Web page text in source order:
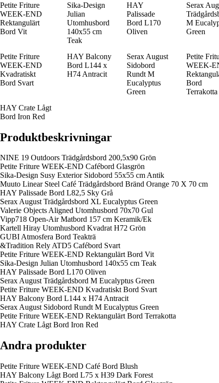
Petite Friture
WEEK-END
Rektangulärt
Bord Vit
Sika-Design
Julian
Utomhusbord
140x55 cm
Teak
HAY
Palissade
Bord L170
Oliven
Serax
M
Green
Petite Friture
WEEK-END
Kvadratiskt
Bord Svart
HAY Balcony
Bord L144 x
H74 Antracit
Serax August
Sidobord
Rundt M
Eucalyptus
Green
Petite
WEEK-
Bord
Terrakotta
HAY Crate Lågt
Bord Iron Red
Produktbeskrivningar
NINE 19 Outdoors Trädgårdsbord 200,5x90 Grön
Petite Friture WEEK-END Cafébord Glasgrön
Sika-Design Susy Exterior Sidobord 55x55 cm Antik
Muuto Linear Steel Café Trädgårdsbord Bränd Orange 70 X 70 cm
HAY Palissade Bord L82,5 Sky Grå
Serax August Trädgårdsbord XL Eucalyptus Green
Valerie Objects Aligned Utomhusbord 70x70 Gul
Vipp718 Open-Air Matbord 157 cm Keramik/Ek
Kartell Hiray Utomhusbord Kvadrat H72 Grön
GUBI Atmosfera Bord Teakträ
&Tradition Rely ATD5 Cafébord Svart
Petite Friture WEEK-END Rektangulärt Bord Vit
Sika-Design Julian Utomhusbord 140x55 cm Teak
HAY Palissade Bord L170 Oliven
Serax August Trädgårdsbord M Eucalyptus Green
Petite Friture WEEK-END Kvadratiskt Bord Svart
HAY Balcony Bord L144 x H74 Antracit
Serax August Sidobord Rundt M Eucalyptus Green
Petite Friture WEEK-END Rektangulärt Bord Terrakotta
HAY Crate Lågt Bord Iron Red
Andra produkter
Petite Friture WEEK-END Café Bord Blush
HAY Balcony Lågt Bord L75 x H39 Dark Forest